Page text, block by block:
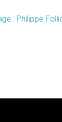
: Philippe